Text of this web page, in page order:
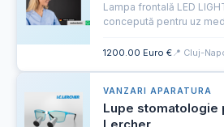
Lampa frontală LED
concepută pentru uz
în utilizare zilnică,
1200.00 Euro €📍 Cluj-
VANZARI APARATURA
Lupe stomatologie